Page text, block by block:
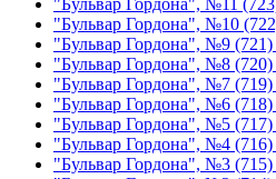
"Бульвар Гордона", №10
"Бульвар Гордона", №9 (721)
"Бульвар Гордона", №8 (720)
"Бульвар Гордона", №7 (719)
"Бульвар Гордона", №6 (718)
"Бульвар Гордона", №5 (717)
"Бульвар Гордона", №4 (716)
"Бульвар Гордона", №3 (715)